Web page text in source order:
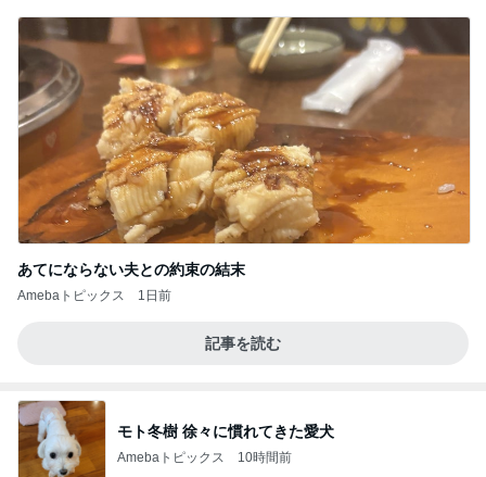
あてにならない夫との約束の結末
Amebaトピックス 1日前
記事を読む
モト冬樹 徐々に慣れてきた愛犬
Amebaトピックス 10時間前